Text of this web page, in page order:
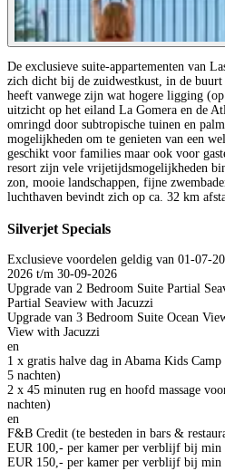
De exclusieve suite-appartementen van
zich dicht bij de zuidwestkust, in de
heeft vanwege zijn wat hogere ligging
uitzicht op het eiland La Gomera en de
omringd door subtropische tuinen en
mogelijkheden om te genieten van een
geschikt voor families maar ook voor
resort zijn vele vrijetijdsmogelijkheden
zon, mooie landschappen, fijne
luchthaven bevindt zich op ca. 32 km
Silverjet Specials
Exclusieve voordelen geldig van 01-07-
2026 t/m 30-09-2026
Upgrade van 2 Bedroom Suite Partial
Partial Seaview with Jacuzzi
Upgrade van 3 Bedroom Suite Ocean
View with Jacuzzi
en
1 x gratis halve dag in Abama Kids
5 nachten)
2 x 45 minuten rug en hoofd massage
nachten)
en
F&B Credit (te besteden in bars &
EUR 100,- per kamer per verblijf bij min
EUR 150,- per kamer per verblijf bij min